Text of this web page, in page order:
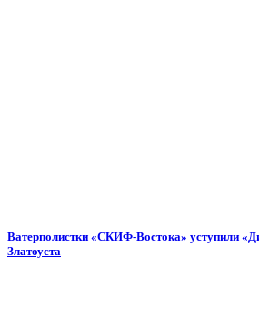
Ватерполистки «СКИФ-Востока» уступили
Златоуста